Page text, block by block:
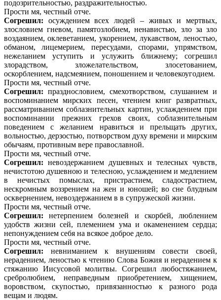
подозрительностью, раздражительностью.
Прости мя, честный отче.
Согрешил: осуждением всех людей – живых и мертвых,
злословием гневом, памятозлобием, ненавистью, зло за зло
воздаянием, оклеветанием, укорением, лукавством, леностью,
обманом, лицемерием, пересудами, спорами, упрямством,
нежеланием уступить и услужить ближнему; согрешил
злорадством, зложелательством, злосетованием,
оскорблением, надсмеянием, поношением и человекоугодием.
Прости мя, честный отче.
Согрешил: празднословием, смехотворством, слушанием и
воспоминанием мирских песен, чтением книг развратных,
рассматриванием соблазнительных картин, услаждением при
воспоминании прежних грехов своих, соблазнительным
поведением с желанием нравиться и прельщать других,
вольностью, дерзостью, потворством духу времени и мирским
обычаям, противным вере православной.
Прости мя, честный отче.
Согрешил: невоздержанием душевных и телесных чувств,
нечистотою душевною и телесною, услаждением и медлением
в нечистых помыслах, пристрастием, сладострастием,
нескромным воззрением на жен и юношей; во сне блудным
осквернением, невоздержанием в в супружеской жизни.
Прости мя, честный отче.
Согрешил:нетерпением болезней и скорбей, люблением
удобств жизни сей, племением ума и окаменением сердца;
непонуждением себя на всякое доброе дело.
Прости мя, честный отче.
Согрешил: невниманием к внушениям совести своей,
нерадением, леностью к чтению Слова Божия и нерадением к
стяжанию Иисусовой молитвы. Согрешил любостяжанием,
сребролюбием, неправедным приобретением, хищением,
воровством, скупостью, привязанностью к разного рода
вещам и людям.